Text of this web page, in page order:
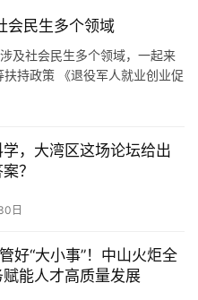
会民生多个领域
及社会民生多个领域，一起来
持政策 《退役军人就业创业促
，大湾区这场论坛给出
？
日
好“大小事”！中山火炬全
能人才高质量发展